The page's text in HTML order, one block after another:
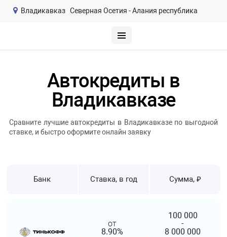
Владикавказ Северная Осетия - Алания республика
Автокредиты в
Владикавказе
Сравните лучшие автокредиты в Владикавказе по выгодной
ставке, и быстро оформите онлайн заявку
Банк Ставка, в год Сумма, ₽
от
8.90%
100 000
-
8 000 000